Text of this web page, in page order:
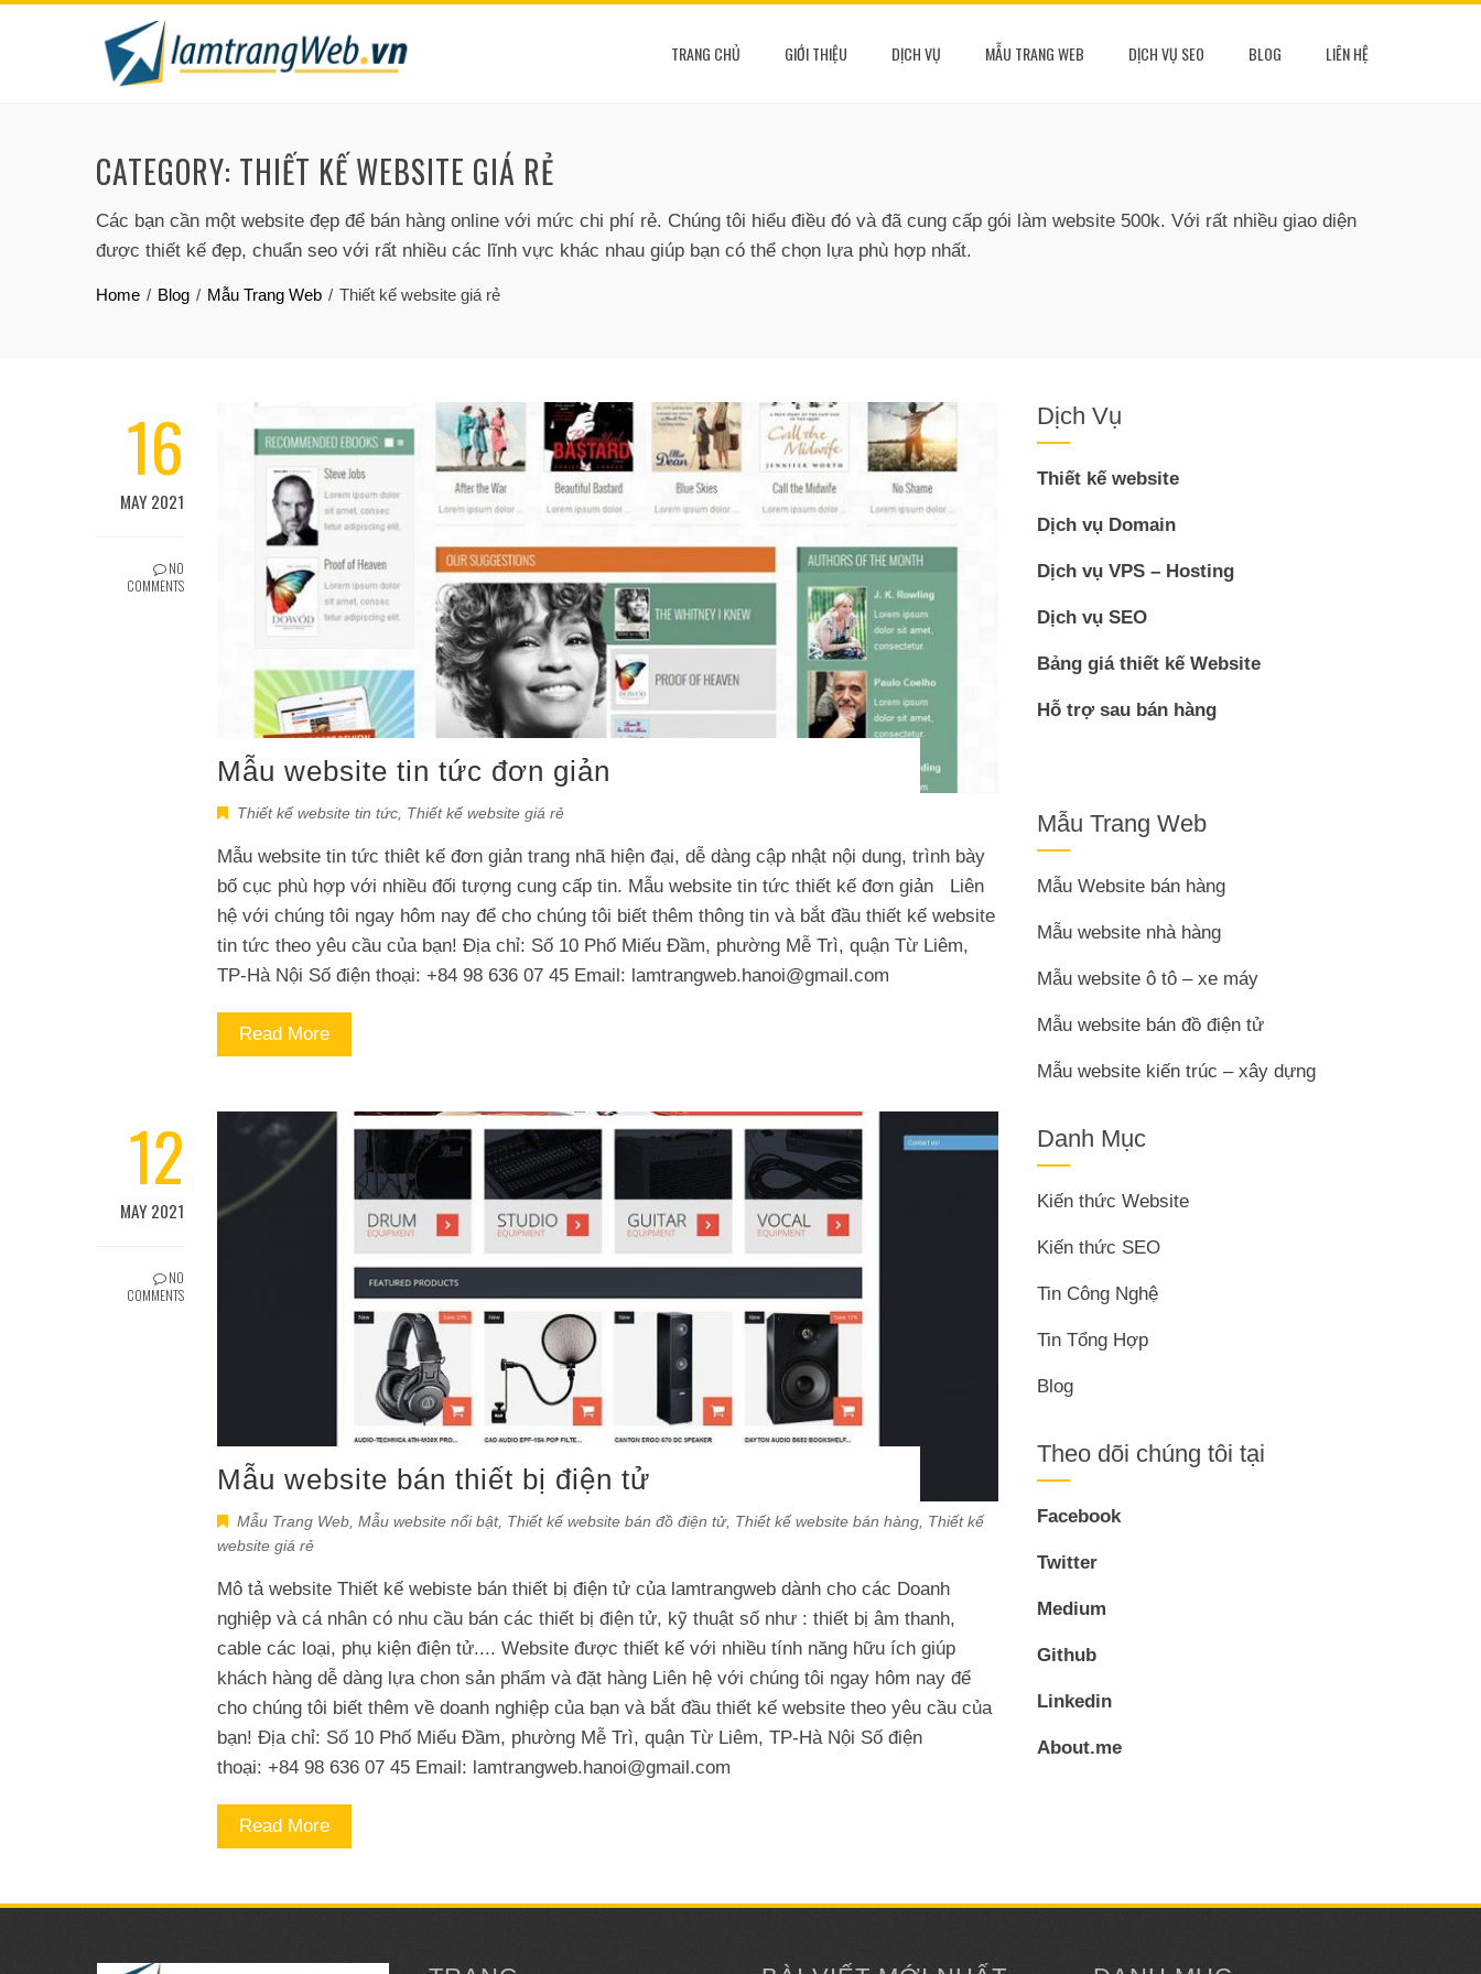
TRANG CHỦ GIỚI THIỆU DỊCH VỤ MẪU TRANG WEB DỊCH VỤ SEO BLOG LIÊN HỆ
CATEGORY: THIẾT KẾ WEBSITE GIÁ RẺ
Các bạn cần một website đẹp để bán hàng online với mức chi phí rẻ. Chúng tôi hiểu điều đó và đã cung cấp gói làm website 500k. Với rất nhiều giao diện
được thiết kế đẹp, chuẩn seo với rất nhiều các lĩnh vực khác nhau giúp bạn có thể chọn lựa phù hợp nhất.
Home Blog Mẫu Trang Web Thiết kế website giá rẻ
16
MAY 2021
NO
COMMENTS
Mẫu website tin tức đơn giản
Thiết kế website tin tức Thiết kế website giá rẻ
Mẫu website tin tức thiêt kế đơn giản trang nhã hiện đại, dễ dàng cập nhật nội dung, trình bày
bố cục phù hợp với nhiều đối tượng cung cấp tin. Mẫu website tin tức thiết kế đơn giản Liên
hệ với chúng tôi ngay hôm nay để cho chúng tôi biết thêm thông tin và bắt đầu thiết kế website
tin tức theo yêu cầu của bạn! Địa chỉ: Số 10 Phố Miếu Đầm, phường Mễ Trì, quận Từ Liêm,
TP-Hà Nội Số điện thoại: +84 98 636 07 45 Email: lamtrangweb.hanoi@gmail.com
Read More
12
MAY 2021
NO
COMMENTS
Mẫu website bán thiết bị điện tử
Mẫu Trang Web Mẫu website nổi bật, Thiết kế website bán đồ điện tử, Thiết kế website bán hàng Thiết kế
website giá rẻ
Mô tả website Thiết kế webiste bán thiết bị điện tử của lamtrangweb dành cho các Doanh
nghiệp và cá nhân có nhu cầu bán các thiết bị điện tử, kỹ thuật số như : thiết bị âm thanh,
cable các loại, phụ kiện điện tử.... Website được thiết kế với nhiều tính năng hữu ích giúp
khách hàng dễ dàng lựa chon sản phẩm và đặt hàng Liên hệ với chúng tôi ngay hôm nay để
cho chúng tôi biết thêm về doanh nghiệp của bạn và bắt đầu thiết kế website theo yêu cầu của
bạn! Địa chỉ: Số 10 Phố Miếu Đầm, phường Mễ Trì, quận Từ Liêm, TP-Hà Nội Số điện
thoại: +84 98 636 07 45 Email: lamtrangweb.hanoi@gmail.com
Read More
Dịch Vụ
Thiết kế website
Dịch vụ Domain
Dịch vụ VPS – Hosting
Dịch vụ SEO
Bảng giá thiết kế Website
Hỗ trợ sau bán hàng
Mẫu Trang Web
Mẫu Website bán hàng
Mẫu website nhà hàng
Mẫu website ô tô – xe máy
Mẫu website bán đồ điện tử
Mẫu website kiến trúc – xây dựng
Danh Mục
Kiến thức Website
Kiến thức SEO
Tin Công Nghệ
Tin Tổng Hợp
Blog
Theo dõi chúng tôi tại
Facebook
Twitter
Medium
Github
Linkedin
About.me